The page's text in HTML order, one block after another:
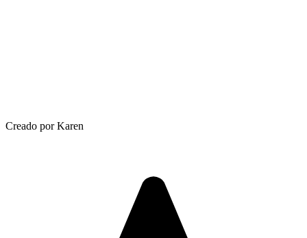
Creado por Karen